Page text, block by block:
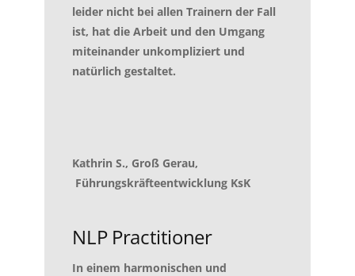
leider nicht bei allen Trainern der Fall
ist, hat die Arbeit und den Umgang
miteinander unkompliziert und
natürlich gestaltet.
Kathrin S., Groß Gerau,
Führungskräfteentwicklung KsK
NLP Practitioner
In einem harmonischen und